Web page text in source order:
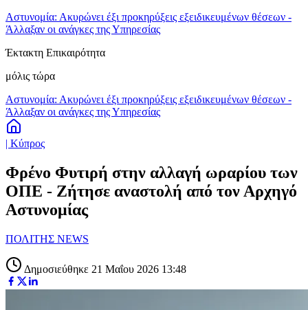
Αστυνομία: Ακυρώνει έξι προκηρύξεις εξειδικευμένων θέσεων -
Άλλαξαν οι ανάγκες της Υπηρεσίας
Έκτακτη Επικαιρότητα
μόλις τώρα
Αστυνομία: Ακυρώνει έξι προκηρύξεις εξειδικευμένων θέσεων -
Άλλαξαν οι ανάγκες της Υπηρεσίας
| Κύπρος
Φρένο Φυτιρή στην αλλαγή ωραρίου των
ΟΠΕ - Ζήτησε αναστολή από τον Αρχηγό
Αστυνομίας
ΠΟΛΙΤΗΣ NEWS
Δημοσιεύθηκε 21 Μαΐου 2026 13:48